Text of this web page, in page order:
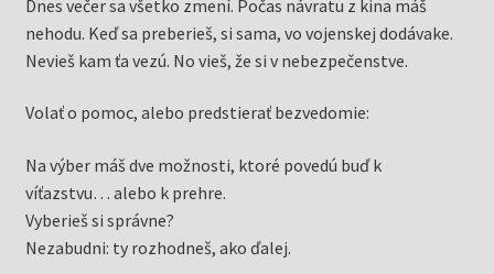
Dnes večer sa všetko zmení. Počas návratu z kina máš
nehodu. Keď sa preberieš, si sama, vo vojenskej dodávake.
Nevieš kam ťa vezú. No vieš, že si v nebezpečenstve.
Volať o pomoc, alebo predstierať bezvedomie:
Na výber máš dve možnosti, ktoré povedú buď k
víťazstvu… alebo k prehre.
Vyberieš si správne?
Nezabudni: ty rozhodneš, ako ďalej.